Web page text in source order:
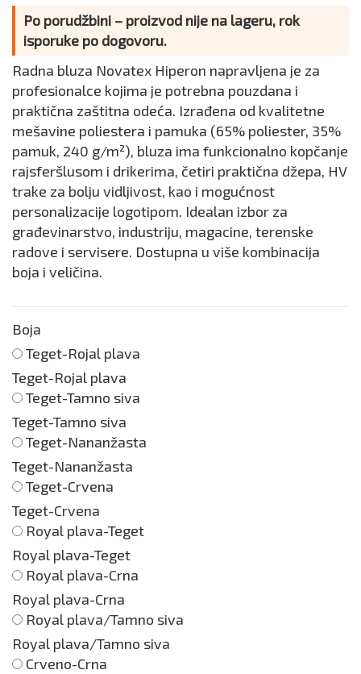
Po porudžbini – proizvod nije na lageru, rok
isporuke po dogovoru.
Radna bluza Novatex Hiperon napravljena je za
profesionalce kojima je potrebna pouzdana i
praktična zaštitna odeća. Izrađena od kvalitetne
mešavine poliestera i pamuka (65% poliester, 35%
pamuk, 240 g/m²), bluza ima funkcionalno kopčanje
rajsferšlusom i drikerima, četiri praktična džepa, HV
trake za bolju vidljivost, kao i mogućnost
personalizacije logotipom. Idealan izbor za
građevinarstvo, industriju, magacine, terenske
radove i servisere. Dostupna u više kombinacija
boja i veličina.
Boja
Teget-Rojal plava
Teget-Rojal plava
Teget-Tamno siva
Teget-Tamno siva
Teget-Nananžasta
Teget-Nananžasta
Teget-Crvena
Teget-Crvena
Royal plava-Teget
Royal plava-Teget
Royal plava-Crna
Royal plava-Crna
Royal plava/Tamno siva
Royal plava/Tamno siva
Crveno-Crna